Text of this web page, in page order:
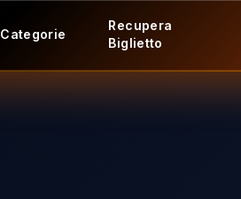
Categorie
Recupera
Biglietto